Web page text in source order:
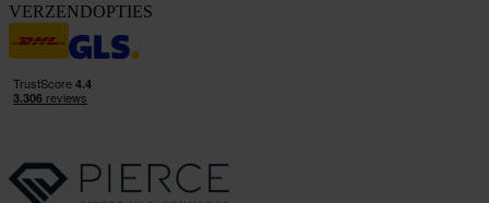
VERZENDOPTIES